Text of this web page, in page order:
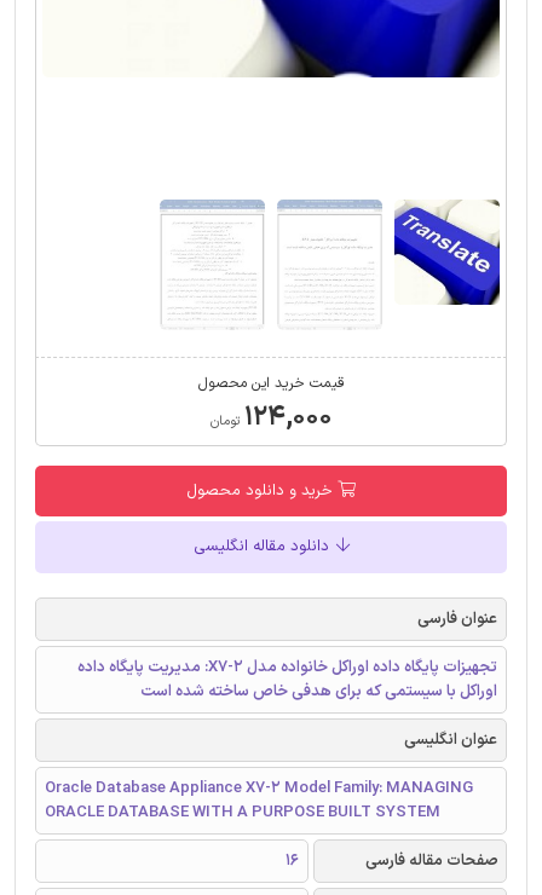
قیمت خرید این محصول
۱۲۴,۰۰۰ تومان
خرید و دانلود محصول
دانلود مقاله انگلیسی
عنوان فارسی
تجهیزات پایگاه‌ داده اوراکل خانواده مدل X7-2: مدیریت پایگاه ‌داده
اوراکل با سیستمی که برای هدفی خاص ساخته شده است
عنوان انگلیسی
Oracle Database Appliance X7-2 Model Family: MANAGING
ORACLE DATABASE WITH A PURPOSE BUILT SYSTEM
صفحات مقاله فارسی
16